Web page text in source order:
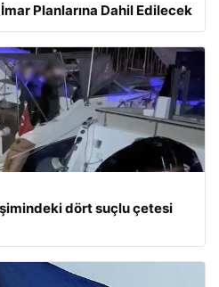
Planlarına Dahil Edilecek
dört suçlu çetesi